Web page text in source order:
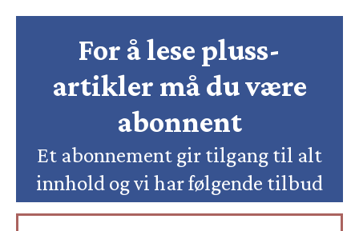
For å lese pluss-
artikler må du være
abonnent
Et abonnement gir tilgang til alt
innhold og vi har følgende tilbud